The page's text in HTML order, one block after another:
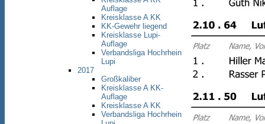
Auflage
Kreisklasse A KK
KK-Gewehr liegend
Kreisklasse Lupi-
Auflage
Verbandsliga Hochrhein
Lupi
2017
Großkaliber
Kreisklasse A KK-
Auflage
Kreisklasse A KK
Verbandsliga Hochrhein